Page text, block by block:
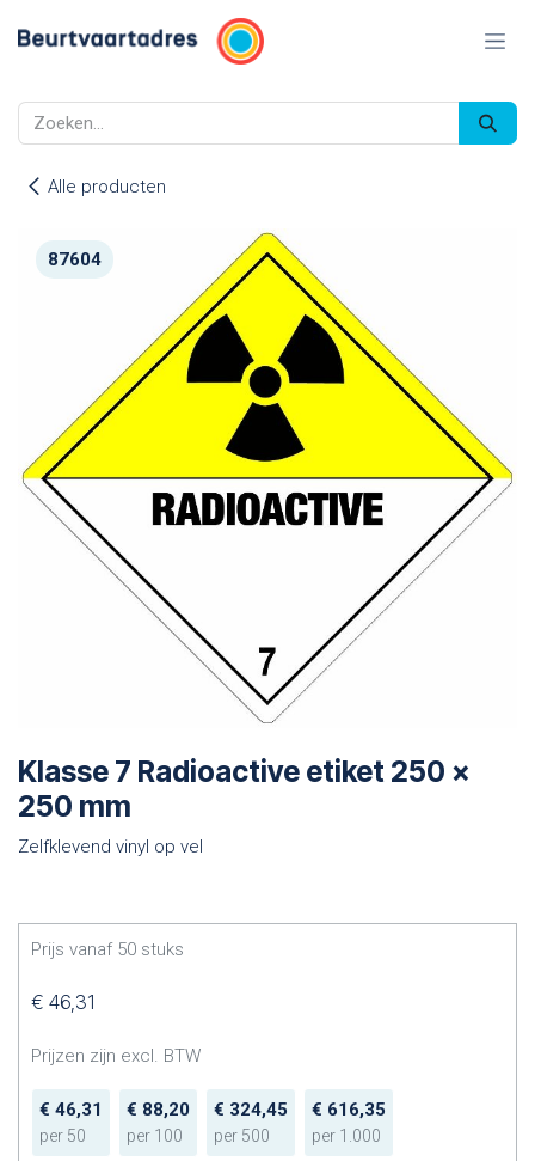
Alle producten
87604
Klasse 7 Radioactive etiket 250 x
250 mm
Zelfklevend vinyl op vel
Prijs vanaf 50 stuks
€ 46,31
Prijzen zijn excl. BTW
€ 46,31
per 50
€ 88,20
per 100
€ 324,45
per 500
€ 616,35
per 1.000